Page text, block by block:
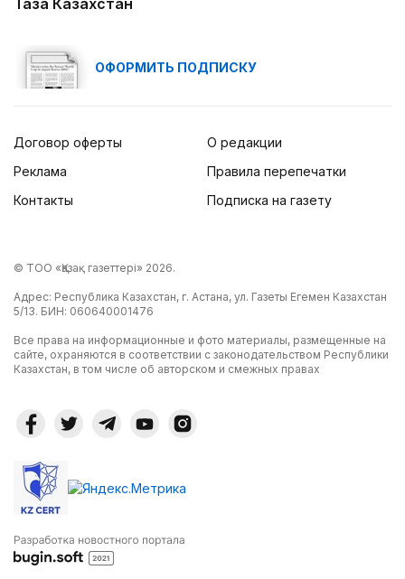
Таза Казахстан
ОФОРМИТЬ ПОДПИСКУ
Договор оферты
Реклама
Контакты
О редакции
Правила перепечатки
Подписка на газету
© ТОО «Қазақ газеттері» 2026.
Адрес: Республика Казахстан, г. Астана, ул. Газеты Егемен Казахстан
5/13. БИН: 060640001476
Все права на информационные и фото материалы, размещенные на
сайте, охраняются в соответствии с законодательством Республики
Казахстан, в том числе об авторском и смежных правах